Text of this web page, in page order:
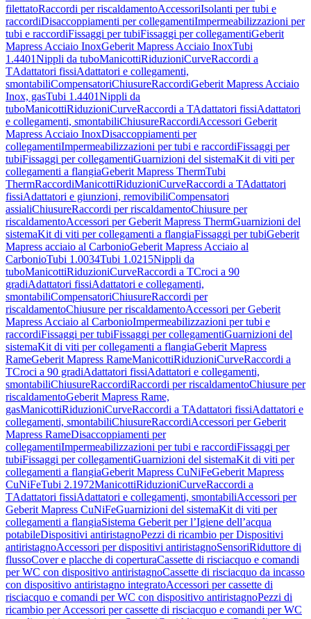
filettatoRaccordi per riscaldamentoAccessoriIsolanti per tubi e
raccordiDisaccoppiamenti per collegamentiImpermeabilizzazioni per
tubi e raccordiFissaggi per tubiFissaggi per collegamentiGeberit
Mapress Acciaio InoxGeberit Mapress Acciaio InoxTubi
1.4401Nippli da tuboManicottiRiduzioniCurveRaccordi a
TAdattatori fissiAdattatori e collegamenti,
smontabiliCompensatoriChiusureRaccordiGeberit Mapress Acciaio
Inox, gasTubi 1.4401Nippli da
tuboManicottiRiduzioniCurveRaccordi a TAdattatori fissiAdattatori
e collegamenti, smontabiliChiusureRaccordiAccessori Geberit
Mapress Acciaio InoxDisaccoppiamenti per
collegamentiImpermeabilizzazioni per tubi e raccordiFissaggi per
tubiFissaggi per collegamentiGuarnizioni del sistemaKit di viti per
collegamenti a flangiaGeberit Mapress ThermTubi
ThermRaccordiManicottiRiduzioniCurveRaccordi a TAdattatori
fissiAdattatori e giunzioni, removibiliCompensatori
assialiChiusureRaccordi per riscaldamentoChiusure per
riscaldamentoAccessori per Geberit Mapress ThermGuarnizioni del
sistemaKit di viti per collegamenti a flangiaFissaggi per tubiGeberit
Mapress acciaio al CarbonioGeberit Mapress Acciaio al
CarbonioTubi 1.0034Tubi 1.0215Nippli da
tuboManicottiRiduzioniCurveRaccordi a TCroci a 90
gradiAdattatori fissiAdattatori e collegamenti,
smontabiliCompensatoriChiusureRaccordi per
riscaldamentoChiusure per riscaldamentoAccessori per Geberit
Mapress Acciaio al CarbonioImpermeabilizzazioni per tubi e
raccordiFissaggi per tubiFissaggi per collegamentiGuarnizioni del
sistemaKit di viti per collegamenti a flangiaGeberit Mapress
RameGeberit Mapress RameManicottiRiduzioniCurveRaccordi a
TCroci a 90 gradiAdattatori fissiAdattatori e collegamenti,
smontabiliChiusureRaccordiRaccordi per riscaldamentoChiusure per
riscaldamentoGeberit Mapress Rame,
gasManicottiRiduzioniCurveRaccordi a TAdattatori fissiAdattatori e
collegamenti, smontabiliChiusureRaccordiAccessori per Geberit
Mapress RameDisaccoppiamenti per
collegamentiImpermeabilizzazioni per tubi e raccordiFissaggi per
tubiFissaggi per collegamentiGuarnizioni del sistemaKit di viti per
collegamenti a flangiaGeberit Mapress CuNiFeGeberit Mapress
CuNiFeTubi 2.1972ManicottiRiduzioniCurveRaccordi a
TAdattatori fissiAdattatori e collegamenti, smontabiliAccessori per
Geberit Mapress CuNiFeGuarnizioni del sistemaKit di viti per
collegamenti a flangiaSistema Geberit per l’Igiene dell’acqua
potabileDispositivi antiristagnoPezzi di ricambio per Dispositivi
antiristagnoAccessori per dispositivi antiristagnoSensoriRiduttore di
flussoCover e placche di coperturaCassette di risciacquo e comandi
per WC con dispositivo antiristagnoCassette di risciacquo da incasso
con dispositivo antiristagno integratoAccessori per cassette di
risciacquo e comandi per WC con dispositivo antiristagnoPezzi di
ricambio per Accessori per cassette di risciacquo e comandi per WC